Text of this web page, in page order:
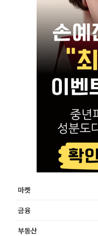
마켓
금융
부동산